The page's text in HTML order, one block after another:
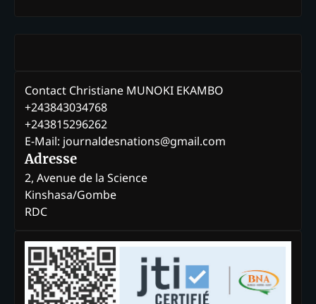
Contact Christiane MUNOKI EKAMBO
+243843034768
+243815296262
E-Mail: journaldesnations@gmail.com
Adresse
2, Avenue de la Science
Kinshasa/Gombe
RDC